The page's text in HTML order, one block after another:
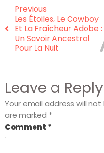
Previous
Les Étoiles, Le Cowboy
Et La Fraîcheur Adobe :
Un Savoir Ancestral
Pour La Nuit
Leave a Reply
Your email address will not
are marked *
Comment *